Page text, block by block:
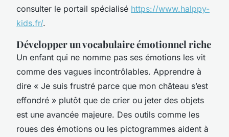
consulter le portail spécialisé https://www.halppy-
kids.fr/.
Développer un vocabulaire émotionnel riche
Un enfant qui ne nomme pas ses émotions les vit
comme des vagues incontrôlables. Apprendre à
dire « Je suis frustré parce que mon château s’est
effondré » plutôt que de crier ou jeter des objets
est une avancée majeure. Des outils comme les
roues des émotions ou les pictogrammes aident à